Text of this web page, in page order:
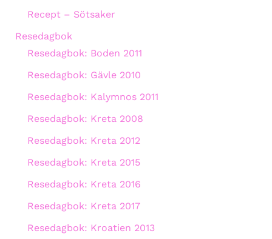
Recept – Sötsaker
Resedagbok
Resedagbok: Boden 2011
Resedagbok: Gävle 2010
Resedagbok: Kalymnos 2011
Resedagbok: Kreta 2008
Resedagbok: Kreta 2012
Resedagbok: Kreta 2015
Resedagbok: Kreta 2016
Resedagbok: Kreta 2017
Resedagbok: Kroatien 2013